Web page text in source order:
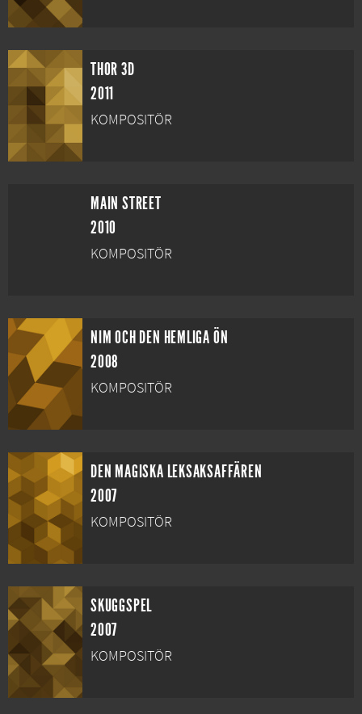
THOR 3D
2011
KOMPOSITÖR
MAIN STREET
2010
KOMPOSITÖR
NIM OCH DEN HEMLIGA ÖN
2008
KOMPOSITÖR
DEN MAGISKA LEKSAKSAFFÄREN
2007
KOMPOSITÖR
SKUGGSPEL
2007
KOMPOSITÖR